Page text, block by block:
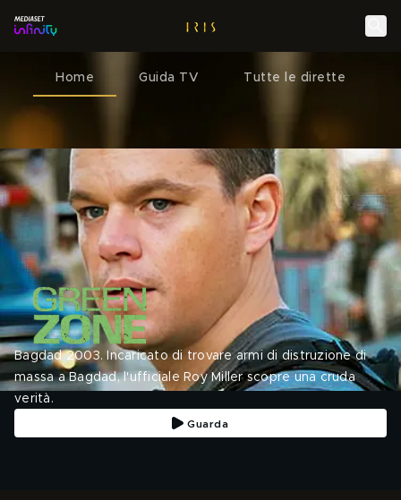
Home Guida TV Tutte le dirette
Bagdad 2003. Incaricato di trovare armi di distruzione di
massa a Bagdad, l'ufficiale Roy Miller scopre una cruda
verità.
Guarda